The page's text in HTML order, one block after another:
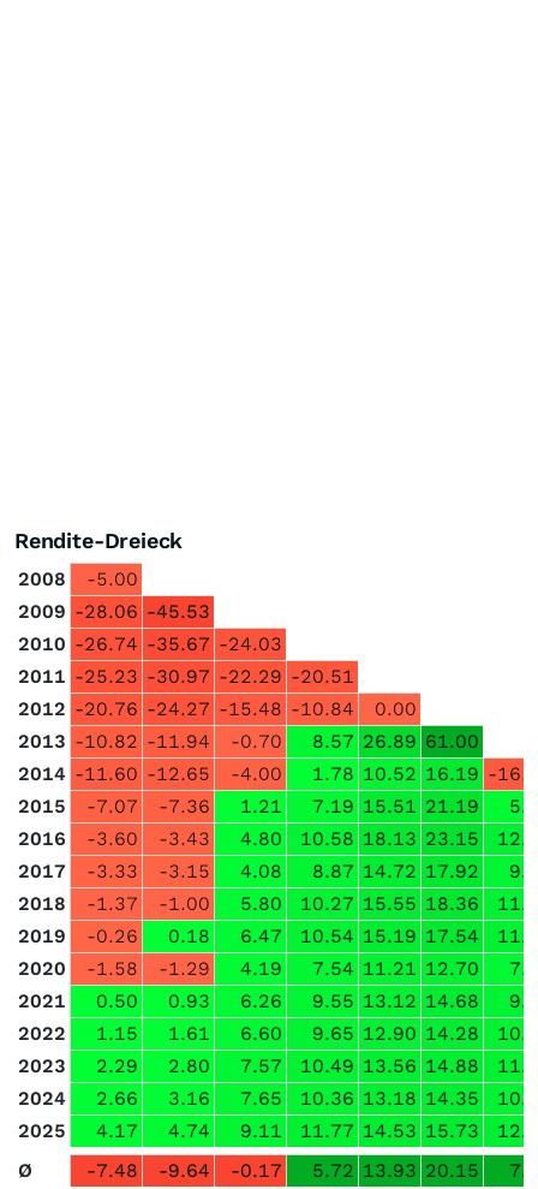
Rendite-Dreieck
2008
-5.00
2009 -28.06 -45.53
2010 -26.74 -35.67 -24.03
2011 -25.23 -30.97 -22.29 -20.51
2012 -20.76 -24.27 -15.48 -10.84
0.00
2013 -10.82 -11.94 -0.70 8.57 26.89 61.00
2014 -11.60 -12.65 -4.00 1.78 10.52 16.19 -
2015
-7.07 -7.36 1.21 7.19 15.51 21.19
2016
-3.60 -3.43 4.80 10.58 18.13 23.15
2017
-3.33 -3.15 4.08 8.87 14.72 17.92
2018
-1.37 -1.00 5.80 10.27 15.55 18.36
2019
-0.26 0.18 6.47 10.54 15.19 17.54
2020
-1.58 -1.29 4.19 7.54 11.21 12.70
2021
0.50 0.93 6.26 9.55 13.12 14.68
2022
1.15 1.61 6.60 9.65 12.90 14.28
2023
2.29 2.80 7.57 10.49 13.56 14.88
2024
2.66 3.16 7.65 10.36 13.18 14.35
2025
4.17 4.74 9.11 11.77 14.53 15.73
Ø
-7.48 -9.64 -0.17 5.72 13.93 20.15